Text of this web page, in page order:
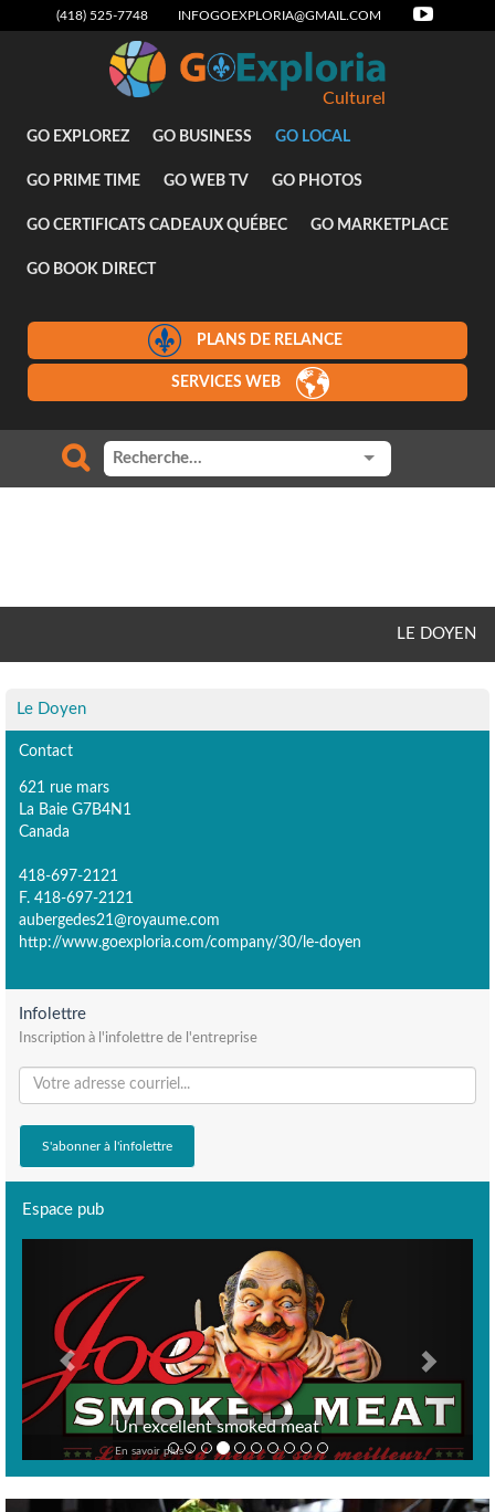
(418) 525-7748 INFOGOEXPLORIA@GMAIL.COM
Culturel
GO EXPLOREZ GO BUSINESS GO LOCAL
GO PRIME TIME GO WEB TV GO PHOTOS
GO CERTIFICATS CADEAUX QUÉBEC GO MARKETPLACE
GO BOOK DIRECT
PLANS DE RELANCE
SERVICES WEB
LE DOYEN
Le Doyen
Contact
621 rue mars
La Baie G7B4N1
Canada
418-697-2121
F. 418-697-2121
aubergedes21@royaume.com
http://www.goexploria.com/company/30/le-doyen
Infolettre
Inscription à l'infolettre de l'entreprise
Espace pub
Un excellent smoked meat
En savoir plus >
Previous